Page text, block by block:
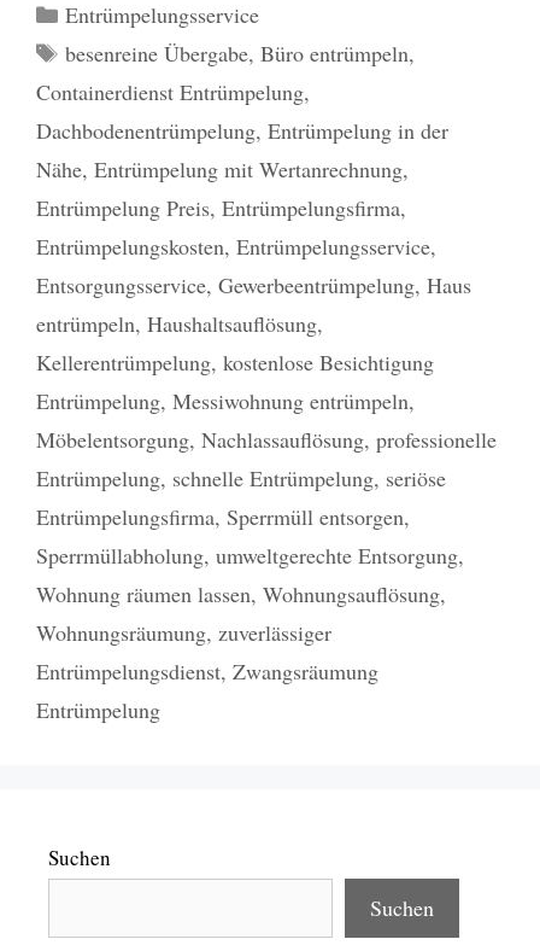
Kategorien
Entrümpelungsservice
Schlagwörter
besenreine Übergabe, Büro entrümpeln,
Containerdienst Entrümpelung,
Dachbodenentrümpelung, Entrümpelung in der
Nähe, Entrümpelung mit Wertanrechnung,
Entrümpelung Preis, Entrümpelungsfirma,
Entrümpelungskosten, Entrümpelungsservice,
Entsorgungsservice, Gewerbeentrümpelung, Haus
entrümpeln, Haushaltsauflösung,
Kellerentrümpelung, kostenlose Besichtigung
Entrümpelung, Messiwohnung entrümpeln,
Möbelentsorgung, Nachlassauflösung, professionelle
Entrümpelung, schnelle Entrümpelung, seriöse
Entrümpelungsfirma, Sperrmüll entsorgen,
Sperrmüllabholung, umweltgerechte Entsorgung,
Wohnung räumen lassen, Wohnungsauflösung,
Wohnungsräumung, zuverlässiger
Entrümpelungsdienst, Zwangsräumung
Entrümpelung
Suchen
Suchen